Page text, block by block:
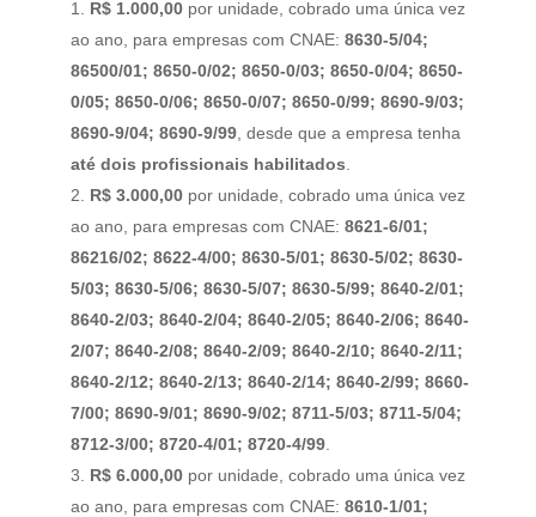
R$ 1.000,00por unidade, cobrado uma única vez
ao ano, para empresas com CNAE: 8630-5/04;
86500/01; 8650-0/02; 8650-0/03; 8650-0/04; 8650-
0/05; 8650-0/06; 8650-0/07; 8650-0/99; 8690-9/03;
8690-9/04; 8690-9/99, desde que a empresa tenha
até dois profissionais habilitados
R$ 3.000,00por unidade, cobrado uma única vez
ao ano, para empresas com CNAE: 8621-6/01;
86216/02; 8622-4/00; 8630-5/01; 8630-5/02; 8630-
5/03; 8630-5/06; 8630-5/07; 8630-5/99; 8640-2/01;
8640-2/03; 8640-2/04; 8640-2/05; 8640-2/06; 8640-
2/07; 8640-2/08; 8640-2/09; 8640-2/10; 8640-2/11;
8640-2/12; 8640-2/13; 8640-2/14; 8640-2/99; 8660-
7/00; 8690-9/01; 8690-9/02; 8711-5/03; 8711-5/04;
8712-3/00; 8720-4/01; 8720-4/99.
R$ 6.000,00por unidade, cobrado uma única vez
ao ano, para empresas com CNAE: 8610-1/01;